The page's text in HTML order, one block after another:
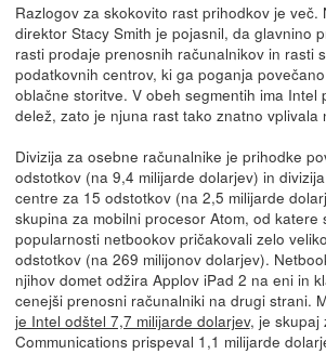
Razlogov za skokovito rast prihodkov je več.
direktor Stacy Smith je pojasnil, da glavnino
rasti prodaje prenosnih računalnikov in rasti
podatkovnih centrov, ki ga poganja
oblačne storitve. V obeh segmentih ima Intel
delež, zato je njuna rast tako znatno vplivala
Divizija za osebne računalnike je prihodke
odstotkov (na 9,4 milijarde dolarjev) in
centre za 15 odstotkov (na 2,5 milijarde
skupina za mobilni procesor Atom, od katere
popularnosti netbookov pričakovali zelo
odstotkov (na 269 milijonov dolarjev).
njihov domet odžira Applov iPad 2 na eni in
cenejši prenosni računalniki na drugi strani.
je Intel odštel 7,7 milijarde dolarjev, je skupaj
Communications prispeval 1,1 milijarde